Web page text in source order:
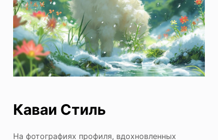
Каваи Стиль
На фотографиях профиля, вдохновленных